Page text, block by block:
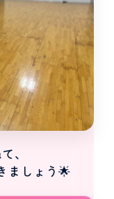
、
ましょう🌟